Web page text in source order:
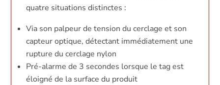
quatre situations distinctes :
Via son palpeur de tension du cerclage et son
capteur optique, détectant immédiatement une
rupture du cerclage nylon
Pré-alarme de 3 secondes lorsque le tag est
éloigné de la surface du produit